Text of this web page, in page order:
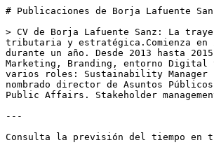
# Publicaciones de Borja Lafuente
> CV de Borja Lafuente Sanz: La
tributaria y estratégica.Comienza en
durante un año. Desde 2013 hasta
Marketing, Branding, entorno Digital
varios roles: Sustainability Manager
nombrado director de Asuntos
Public Affairs. Stakeholder
---
Consulta la previsión del tiempo en